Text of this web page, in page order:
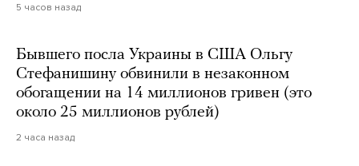
5 часов назад
Бывшего посла Украины в США Ольгу
Стефанишину обвинили в незаконном
обогащении на 14 миллионов гривен (это
около 25 миллионов рублей)
2 часа назад